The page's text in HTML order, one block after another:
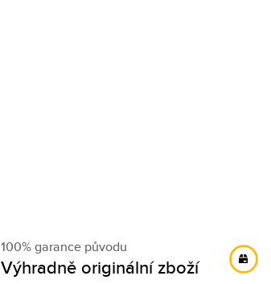
100% garance původu
Výhradně originální zboží